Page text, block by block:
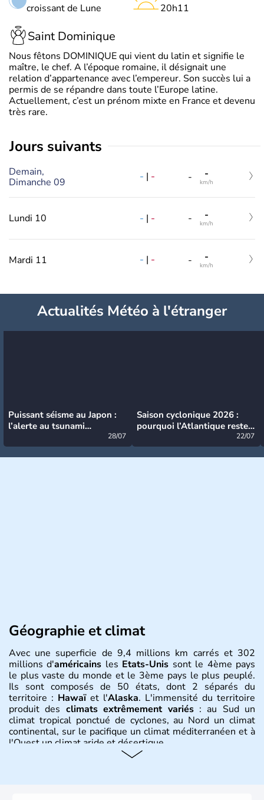
croissant de Lune 20h11
Saint Dominique
Nous fêtons DOMINIQUE qui vient du latin et signifie le
maître, le chef. A l’époque romaine, il désignait une
relation d’appartenance avec l’empereur. Son succès lui a
permis de se répandre dans toute l’Europe latine.
Actuellement, c’est un prénom mixte en France et devenu
très rare.
jours suivants
Demain,
Dimanche 09
- | - - -
km/h
Lundi 10 - | - - -
km/h
Mardi 11 - | - - -
km/h
Actualités Météo à l'étranger
Puissant séisme au Japon :
l’alerte au tsunami
28/07
Saison cyclonique 2026 :
pourquoi l’Atlantique reste
22/07
Géographie et climat
Avec une superficie de 9,4 millions km carrés et 302
millions d'américains les Etats-Unis sont le 4ème pays
le plus vaste du monde et le 3ème pays le plus peuplé.
Ils sont composés de 50 états, dont 2 séparés du
territoire : Hawaïet l'Alaska. L'immensité du territoire
produit des climats extrêmement variés: au Sud un
climat tropical ponctué de cyclones, au Nord un climat
continental, sur le pacifique un climat méditerranéen et à
l'Ouest un climat aride et désertique.